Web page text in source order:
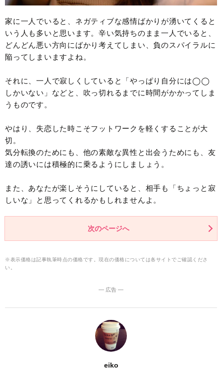
家に一人でいると、ネガティブな感情ばかりが湧いてくると
いう人も多いと思います。辛い気持ちのまま一人でいると、
どんどん悪い方向にばかり考えてしまい、負のスパイラルに
陥ってしまいますよね。
それに、一人で寂しくしていると「やっぱり自分には◯◯
しかいない」などと、吹っ切れるまでに時間がかかってしま
うものです。
やはり、失恋した時こそフットワークを軽くすることが大
切。
気分転換のためにも、他の素敵な異性と出会うためにも、友
達の誘いには積極的に乗るようにしましょう。
また、あなたが楽しそうにしていると、相手も「ちょっと寂
しいな」と思ってくれるかもしれませんよ。
次のページへ
※表示価格は記事執筆時点の価格です。現在の価格については各サイトでご確認くださ
い。
― 広告 ―
eiko